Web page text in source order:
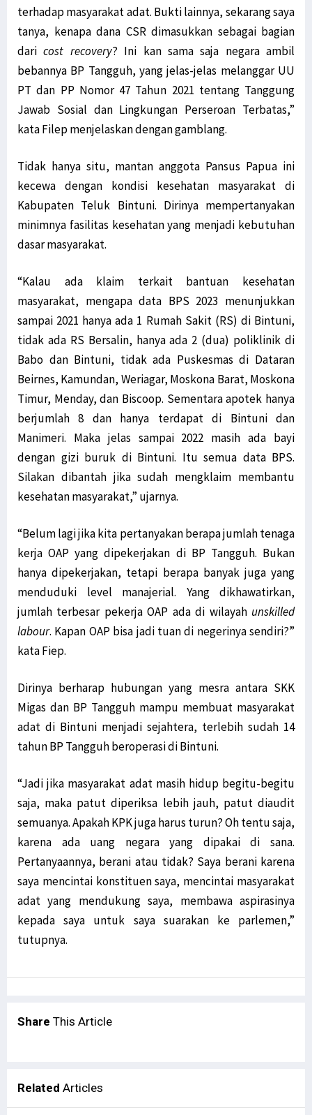
terhadap masyarakat adat. Bukti lainnya, sekarang saya
tanya, kenapa dana CSR dimasukkan sebagai bagian
daricost recovery? Ini kan sama saja negara ambil
bebannya BP Tangguh, yang jelas-jelas melanggar UU
PT dan PP Nomor 47 Tahun 2021 tentang Tanggung
Jawab Sosial dan Lingkungan Perseroan Terbatas,”
kata Filep menjelaskan dengan gamblang.
Tidak hanya situ, mantan anggota Pansus Papua ini
kecewa dengan kondisi kesehatan masyarakat di
Kabupaten Teluk Bintuni. Dirinya mempertanyakan
minimnya fasilitas kesehatan yang menjadi kebutuhan
dasar masyarakat.
“Kalau ada klaim terkait bantuan kesehatan
masyarakat, mengapa data BPS 2023 menunjukkan
sampai 2021 hanya ada 1 Rumah Sakit (RS) di Bintuni,
tidak ada RS Bersalin, hanya ada 2 (dua) poliklinik di
Babo dan Bintuni, tidak ada Puskesmas di Dataran
Beirnes, Kamundan, Weriagar, Moskona Barat, Moskona
Timur, Menday, dan Biscoop. Sementara apotek hanya
berjumlah 8 dan hanya terdapat di Bintuni dan
Manimeri. Maka jelas sampai 2022 masih ada bayi
dengan gizi buruk di Bintuni. Itu semua data BPS.
Silakan dibantah jika sudah mengklaim membantu
kesehatan masyarakat,” ujarnya.
“Belum lagi jika kita pertanyakan berapa jumlah tenaga
kerja OAP yang dipekerjakan di BP Tangguh. Bukan
hanya dipekerjakan, tetapi berapa banyak juga yang
menduduki level manajerial. Yang dikhawatirkan,
jumlah terbesar pekerja OAP ada di wilayah unskilled
labour. Kapan OAP bisa jadi tuan di negerinya sendiri?”
kata Fiep.
Dirinya berharap hubungan yang mesra antara SKK
Migas dan BP Tangguh mampu membuat masyarakat
adat di Bintuni menjadi sejahtera, terlebih sudah 14
tahun BP Tangguh beroperasi di Bintuni.
“Jadi jika masyarakat adat masih hidup begitu-begitu
saja, maka patut diperiksa lebih jauh, patut diaudit
semuanya. Apakah KPK juga harus turun? Oh tentu saja,
karena ada uang negara yang dipakai di sana.
Pertanyaannya, berani atau tidak? Saya berani karena
saya mencintai konstituen saya, mencintai masyarakat
adat yang mendukung saya, membawa aspirasinya
kepada saya untuk saya suarakan ke parlemen,”
tutupnya.
Share This Article
Related Articles